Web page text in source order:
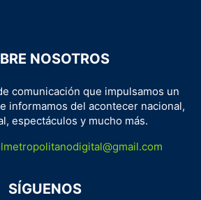
NOSOTROS
comunicación que impulsamos un
informamos del acontecer nacional,
espectáculos y mucho más.
SÍGUENOS